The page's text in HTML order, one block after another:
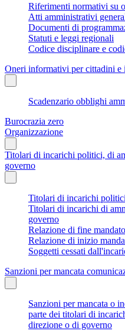
Riferimenti normativi su
Atti amministrativi
Documenti di
Statuti e leggi regionali
Codice disciplinare e
Oneri informativi per cittadini e
Scadenzario obblighi
Burocrazia zero
Organizzazione
Titolari di incarichi politici, di
governo
Titolari di incarichi
Titolari di incarichi di
governo
Relazione di fine mandato
Relazione di inizio
Soggetti cessati
Sanzioni per mancata
Sanzioni per mancata o
parte dei titolari di
direzione o di governo